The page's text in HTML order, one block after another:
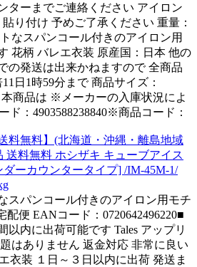
ターまでご連絡ください アイロン
り付け 予めご了承ください 重量：
なスパンコール付きのアイロン用
花柄 バレエ衣装 原産国：日本 他の
の発送は出来かねますので 全商品
日1時59分まで 商品サイズ：
本商品は ※メーカーの入庫状況によ
ド：4903588238840※商品コード：
料無料】(北海道・沖縄・離島地域
送料無料 ホシザキ キューブアイス
ーカウンタータイプ] /IM-45M-1/
スパンコール付きのアイロン用モチ
配便 EANコード：0720642496220■
以内に出荷可能です Tales アップリ
はありません 返金対応 非常に良い
衣装 １日～３日以内に出荷 発送ま